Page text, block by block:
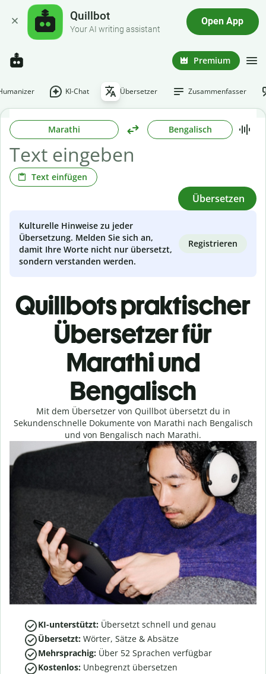
Quillbot
Your AI writing assistant
Open App
Premium
KI-Chat Übersetzer Zusammenfasser
Marathi Bengalisch
Text einfügen
Übersetzen
Kulturelle Hinweise zu jeder
Übersetzung. Melden Sie sich an,
damit Ihre Worte nicht nur übersetzt,
sondern verstanden werden.
Registrieren
Quillbots praktischer
Übersetzer für
Marathi und
Bengalisch
Mit dem Übersetzer von Quillbot übersetzt du in
Sekundenschnelle Dokumente von Marathi nach Bengalisch
und von Bengalisch nach Marathi.
KI-unterstützt: Übersetzt schnell und genau
Übersetzt: Wörter, Sätze & Absätze
Mehrsprachig: Über 52 Sprachen verfügbar
Kostenlos: Unbegrenzt übersetzen